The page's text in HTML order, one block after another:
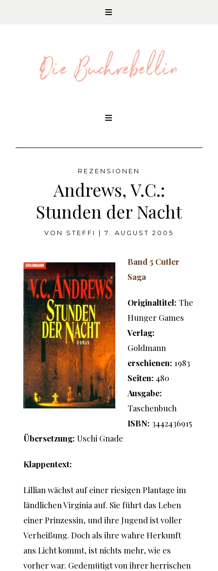
REZENSIONEN
Andrews, V.C.:
Stunden der Nacht
VON STEFFI 7. AUGUST 2005
Band 5 Cutler
Saga
Originaltitel: The
Hunger Games
Verlag:
Goldmann
erschienen: 1983
Seiten: 480
Ausgabe:
Taschenbuch
ISBN: 3442436915
Übersetzung: Uschi Gnade
Klappentext:
Lillian wächst auf einer riesigen Plantage im
ländlichen Virginia auf. Sie führt das Leben
einer Prinzessin, und ihre Jugend ist voller
Verheißung. Doch als ihre wahre Herkunft
ans Licht kommt, ist nichts mehr, wie es
vorher war. Gedemütigt von ihrer herrischen